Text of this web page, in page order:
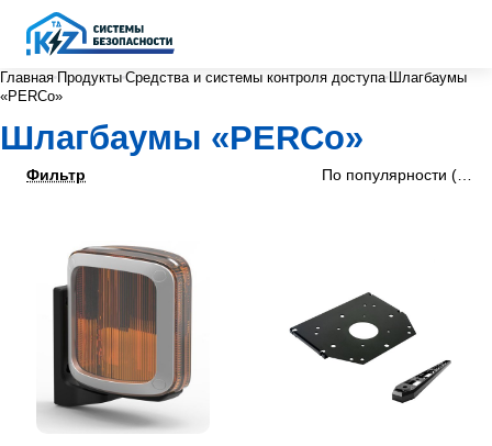
Главная Продукты Средства и системы контроля доступа Шлагбаумы
«PERCo»
Шлагбаумы «PERCo»
Фильтр По популярности